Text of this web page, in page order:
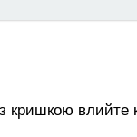
кришкою влийте